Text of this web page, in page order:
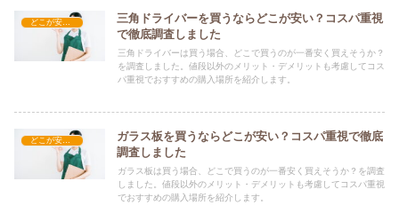
どこが安い？-工具・DIY
三角ドライバーを買うならどこが安い？コスパ重視
で徹底調査しました
三角ドライバーは買う場合、どこで買うのが一番安く買えそうか？
を調査しました。値段以外のメリット・デメリットも考慮してコス
パ重視でおすすめの購入場所を紹介します。
どこが安い？-工具・DIY
ガラス板を買うならどこが安い？コスパ重視で徹底
調査しました
ガラス板は買う場合、どこで買うのが一番安く買えそうか？を調査
しました。値段以外のメリット・デメリットも考慮してコスパ重視
でおすすめの購入場所を紹介します。